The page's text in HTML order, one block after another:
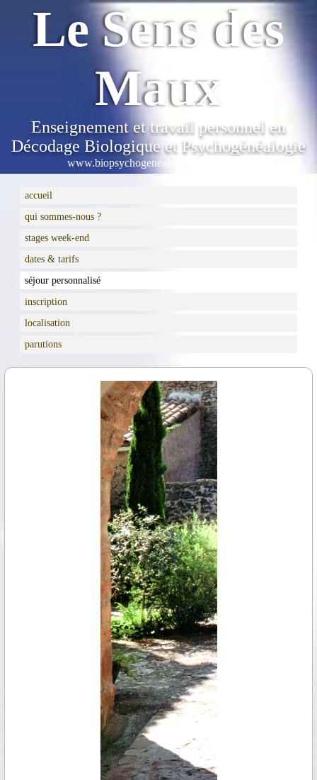
Le Sens des
Maux
Enseignement et travail personnel en
Décodage Biologique et Psychogénéalogie
www.biopsychogenealogie-aveyron.com
accueil
qui sommes-nous ?
stages week-end
dates & tarifs
séjour personnalisé
inscription
localisation
parutions